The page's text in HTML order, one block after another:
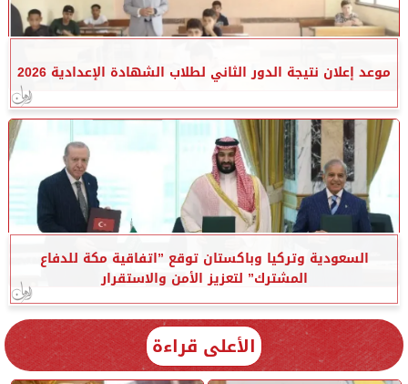
موعد إعلان نتيجة الدور الثاني لطلاب الشهادة الإعدادية 2026
السعودية وتركيا وباكستان توقع ”اتفاقية مكة للدفاع
المشترك” لتعزيز الأمن والاستقرار
الأعلى قراءة